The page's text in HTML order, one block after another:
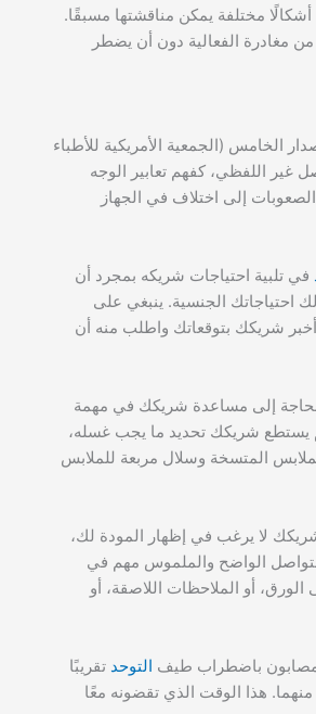
مختلفة يمكن مناقشتها مسبقًا.
من مغادرة الفعالية دون أن يضطر
الخامس (الجمعية الأمريكية للأطباء
غير اللفظي، كفهم تعابير الوجه
إلى اختلاف في الجهاز
في تلبية احتياجات شريكه بمجرد أن
احتياجاتك الجنسية. ينبغي على
شريكك بتوقعاتك واطلب منه أن
بحاجة إلى مساعدة شريكك في مهمة
يستطع شريكك تحديد ما يجب غسله،
المتسخة وسلال مربعة للملابس
لا يرغب في إظهار المودة لك،
الواضح والملموس مهم في
أو الملاحظات اللاصقة، أو
باضطراب طيف التوحد تقريبًا
هذا الوقت الذي تقضونه معًا